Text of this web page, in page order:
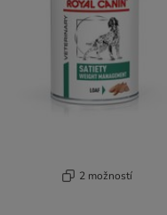
2 možností